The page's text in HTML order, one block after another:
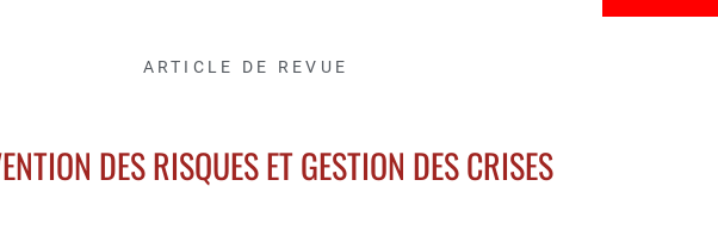
ARTICLE DE REVUE
DES RISQUES ET GESTION DES CRISES